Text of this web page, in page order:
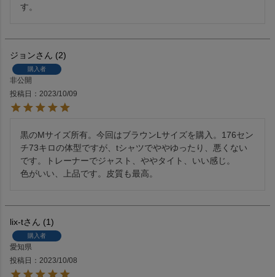
す。
ジョン 2
購入者
非公開
投稿日
2023/10/09
黒のMサイズ所有。今回はブラウンLサイズを購入。176セン
チ73キロの体型ですが、tシャツでややゆったり、悪くない
です。トレーナーでジャスト、ややタイト、いい感じ。
色がいい、上品です。皮質も最高。
lix-t 1
購入者
愛知県
投稿日
2023/10/08